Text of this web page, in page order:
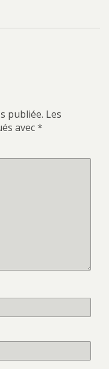
publiée. Les
avec*